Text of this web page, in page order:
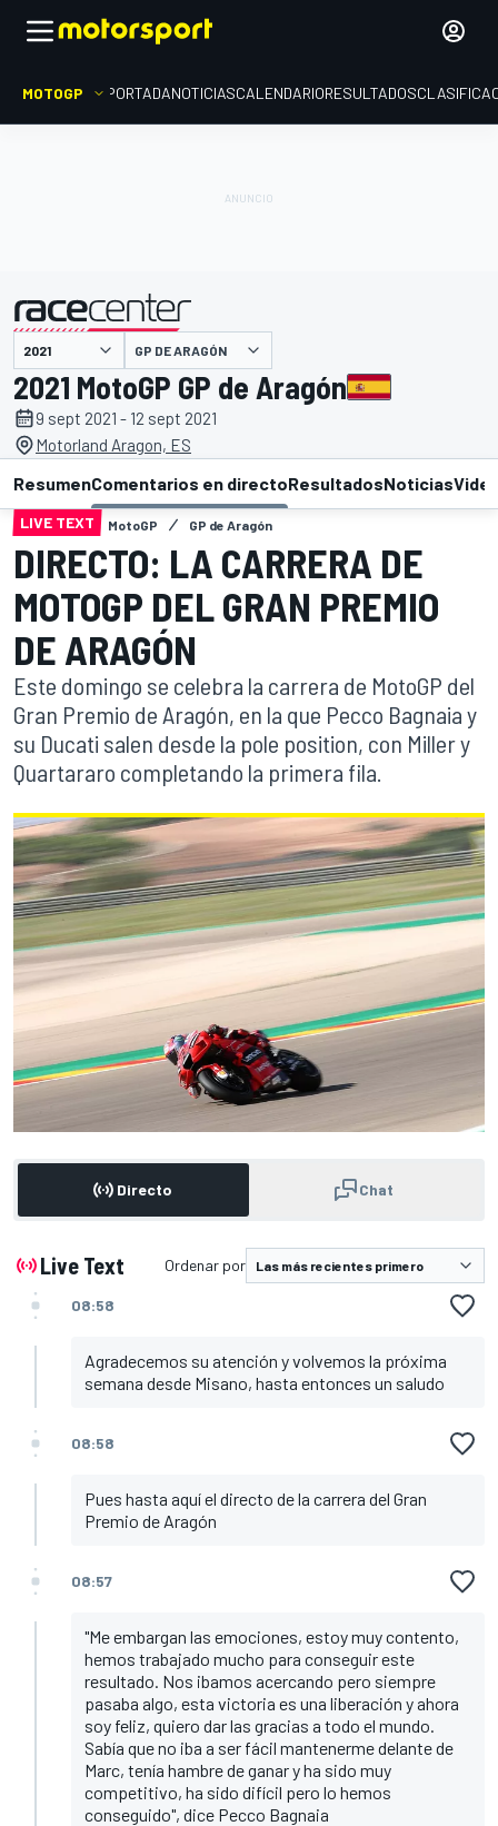
MOTOGP PORTADANOTICIASCALENDARIORESULTADOS
GP DE ARAGÓN
2021 MotoGP GP de Aragón
9 sept 2021 - 12 sept 2021
Motorland Aragon, ES
ResumenComentarios en directoResultadosNoticias
LIVE TEXT MotoGP GP de Aragón
DIRECTO: LA CARRERA DE
MOTOGP DEL GRAN PREMIO
DE ARAGÓN
Este domingo se celebra la carrera de MotoGP del
Gran Premio de Aragón, en la que Pecco Bagnaia y
su Ducati salen desde la pole position, con Miller y
Quartararo completando la primera fila.
Directo Chat
Live Text Ordenar por
08:58
Agradecemos su atención y volvemos la próxima
semana desde Misano, hasta entonces un saludo
08:58
Pues hasta aquí el directo de la carrera del Gran
Premio de Aragón
08:57
"Me embargan las emociones, estoy muy contento,
hemos trabajado mucho para conseguir este
resultado. Nos ibamos acercando pero siempre
pasaba algo, esta victoria es una liberación y ahora
soy feliz, quiero dar las gracias a todo el mundo.
Sabía que no iba a ser fácil mantenerme delante de
Marc, tenía hambre de ganar y ha sido muy
competitivo, ha sido difícil pero lo hemos
conseguido", dice Pecco Bagnaia